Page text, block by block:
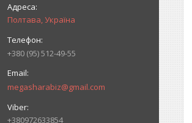
Полтава, Україна
+380 (95) 512-49-55
megasharabiz@gmail.com
+380972633854